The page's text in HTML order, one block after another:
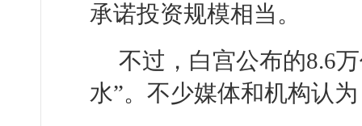
承诺投资规模相当。
不过，白宫公布的8.6
水”。不少媒体和机构认